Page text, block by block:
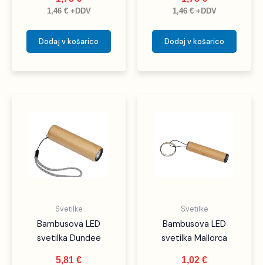
1,46 €+DDV
Dodaj v košarico
1,46 €+DDV
Dodaj v košarico
Svetilke
Bambusova LED
svetilka Dundee
5,81 €
Svetilke
Bambusova LED
svetilka Mallorca
1,02 €